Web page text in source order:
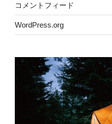
コメントフィード
WordPress.org